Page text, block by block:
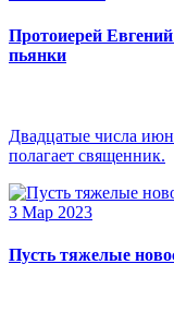
Протоиерей
пьянки
Двадцатые числа
полагает священник.
3 Мар 2023
Пусть тяжелые